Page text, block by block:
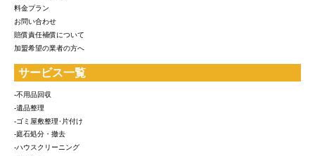
料金プラン
お問い合わせ
賠償責任補償について
加盟希望の業者の方へ
サービス一覧
-不用品回収
-遺品整理
-ゴミ屋敷整理･片付け
-庭石処分・撤去
-ハウスクリーニング